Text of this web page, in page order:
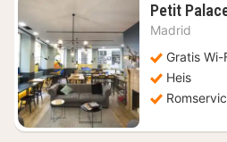
Petit
Madrid
Gratis Wi-
Heis